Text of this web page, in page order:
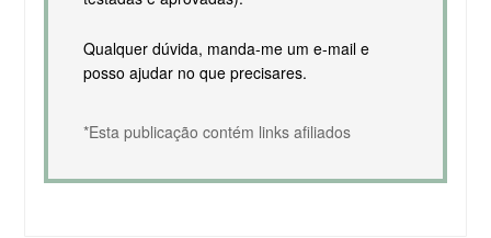
Qualquer dúvida, manda-me um e-mail e
posso ajudar no que precisares.
*Esta publicação contém links afiliados